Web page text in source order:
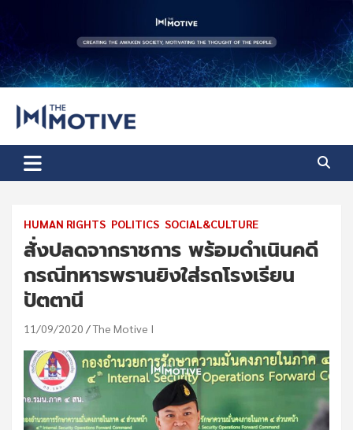
content
The Motive
HUMAN RIGHTS POLITICS SOCIAL&CULTURE
สั่งปลดจากราชการ พร้อมดำเนินคดี
กรณีทหารพรานยิงใส่รถโรงเรียน
ปัตตานี
11/09/2020 The Motive I